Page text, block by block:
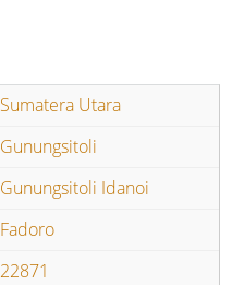
Sumatera Utara
Gunungsitoli
Gunungsitoli Idanoi
Fadoro
22871